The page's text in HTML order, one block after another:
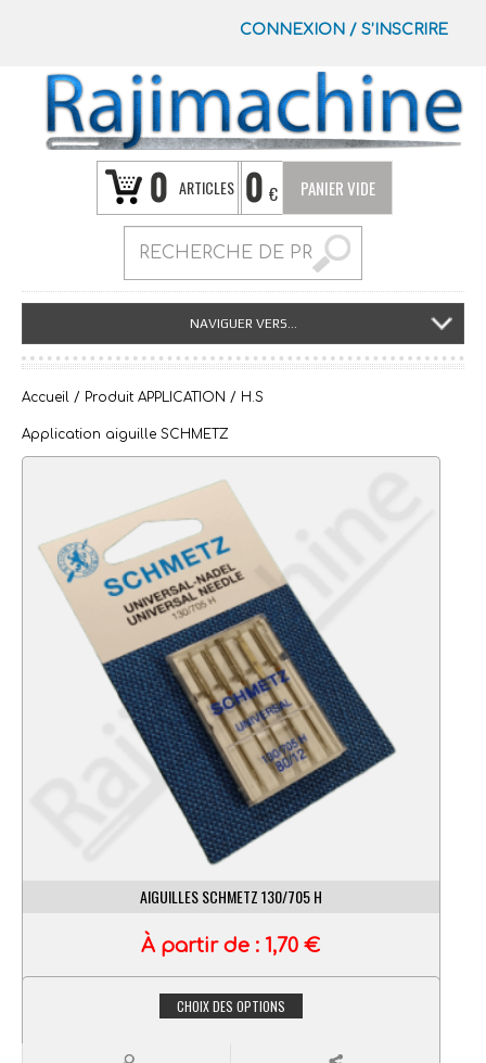
CONNEXION / S’INSCRIRE
0 ARTICLES 0 € PANIER VIDE
NAVIGUER VERS...
Accueil / Produit APPLICATION / H.S
Application aiguille SCHMETZ
AIGUILLES SCHMETZ 130/705 H
À partir de : 1,70€
CHOIX DES OPTIONS